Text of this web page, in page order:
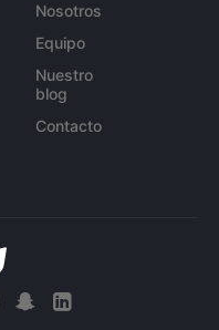
Nosotros
Equipo
Nuestro
blog
Contacto